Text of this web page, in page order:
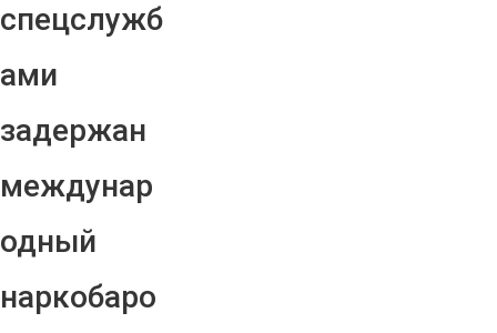
спецслужб
ами
задержан
междунар
одный
наркобаро